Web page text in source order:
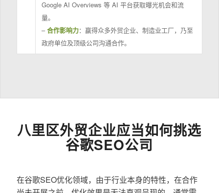
Google AI Overviews 等 AI 平台获取曝光机会和流
量。
–合作影响力：赢得众多外贸企业、制造业工厂，乃至
政府单位及顶级公司沟通合作。
八里区外贸企业应当如何挑选
谷歌SEO公司
在谷歌SEO优化领域，由于行业本身的特性，在合作